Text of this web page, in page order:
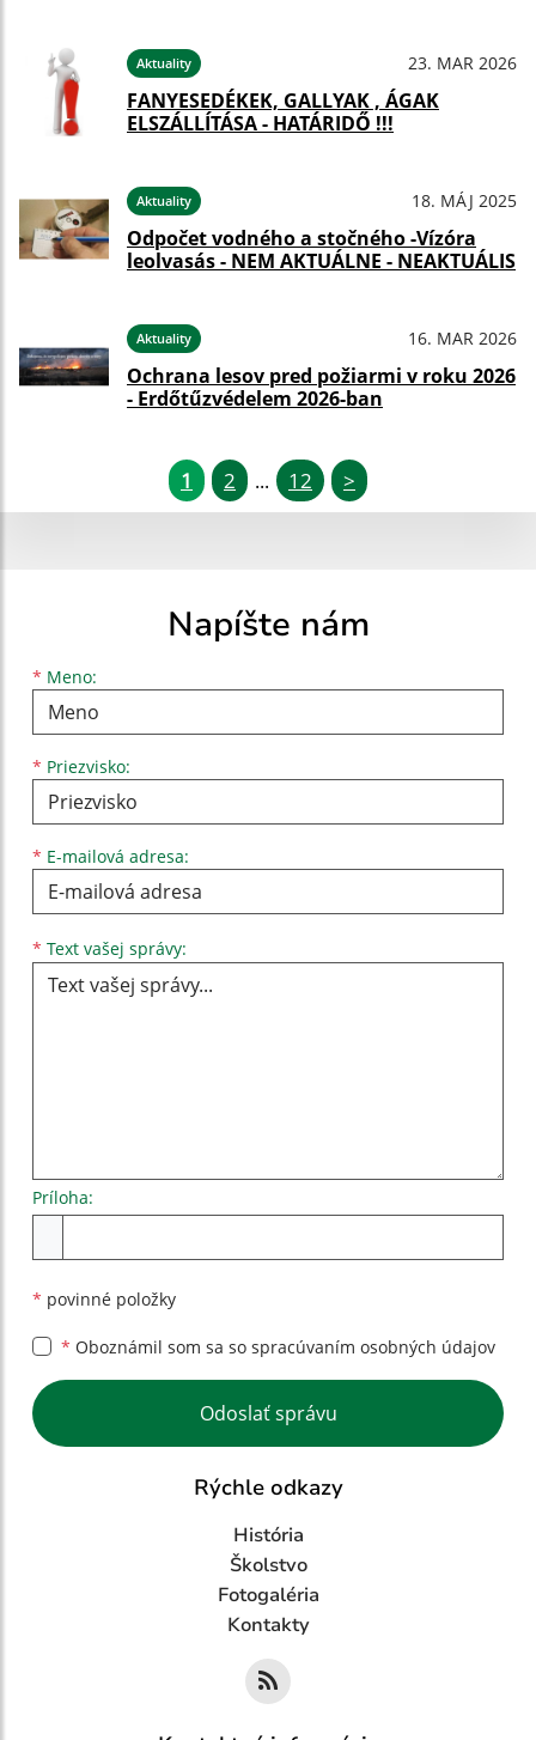
Aktuality 23. MAR 2026
FANYESEDÉKEK, GALLYAK , ÁGAK
ELSZÁLLÍTÁSA - HATÁRIDŐ !!!
Aktuality 18. MÁJ 2025
Odpočet vodného a stočného -Vízóra
leolvasás - NEM AKTUÁLNE - NEAKTUÁLIS
Aktuality 16. MAR 2026
Ochrana lesov pred požiarmi v roku 2026
- Erdőtűzvédelem 2026-ban
1 2 ... 12 >
Napíšte nám
* Meno:
Meno
* Priezvisko:
Priezvisko
* E-mailová adresa:
E-mailová adresa
* Text vašej správy:
Príloha:
* povinné položky
* Oboznámil som sa so spracúvaním osobných údajov
Google reCaptcha Response
Odoslať správu
Rýchle odkazy
História
Školstvo
Fotogaléria
Kontakty